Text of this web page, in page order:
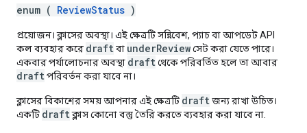
enum ( ReviewStatus )
প্রয়োজন। ক্লাসের অবস্থা। এই ক্ষেত্রটি সন্নিবেশ, প্যাচ বা আপডেট API
কল ব্যবহার করে draftবা underReviewসেট করা যেতে পারে।
একবার পর্যালোচনার অবস্থা draftথেকে পরিবর্তিত হলে তা আবার
draftপরিবর্তন করা যাবে না।
ক্লাসের বিকাশের সময় আপনার এই ক্ষেত্রটি draftজন্য রাখা উচিত।
একটি draftক্লাস কোনো বস্তু তৈরি করতে ব্যবহার করা যাবে না.